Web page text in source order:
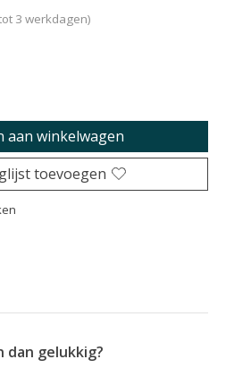
3 werkdagen)
aan winkelwagen
toevoegen
dan gelukkig?